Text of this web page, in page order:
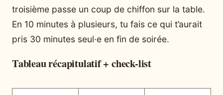
troisième passe un coup de chiffon sur la table.
En 10 minutes à plusieurs, tu fais ce qui t’aurait
pris 30 minutes seul·e en fin de soirée.
Tableau récapitulatif + check-list